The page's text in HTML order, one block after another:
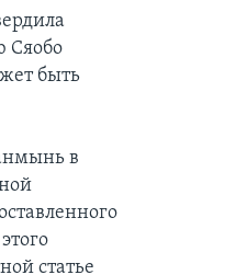
Сяобо
быть
в
статье